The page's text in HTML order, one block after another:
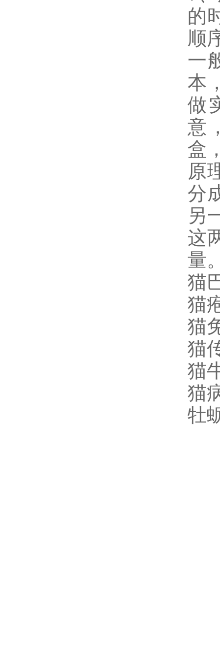
的
顺
一
本
做
意
盒
原
分
另
这
量
猫
猫
猫
猫
猫
猫
牡